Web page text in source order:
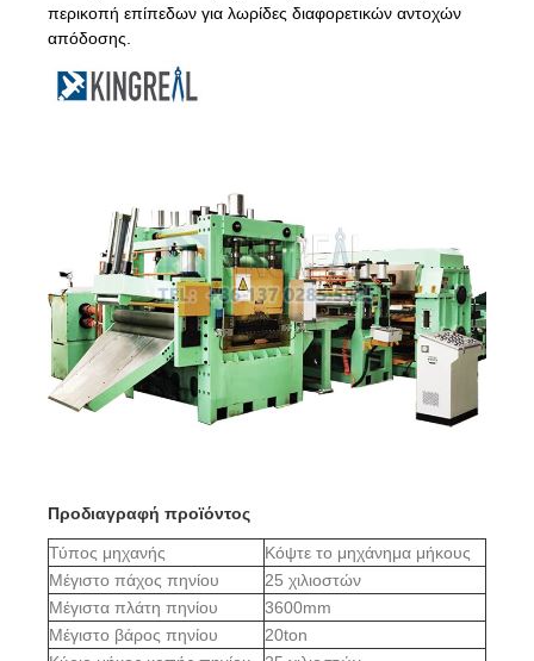
περικοπή επίπεδων για λωρίδες διαφορετικών αντοχών
απόδοσης.
Προδιαγραφή προϊόντος
Τύπος μηχανής
Κόψτε το μηχάνημα μήκους
Μέγιστο πάχος πηνίου
25 χιλιοστών
Μέγιστα πλάτη πηνίου
3600mm
Μέγιστο βάρος πηνίου
20ton